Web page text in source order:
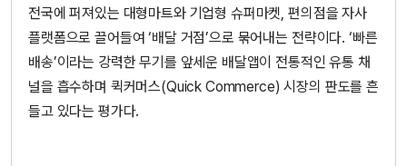
전국에 퍼져있는 대형마트와 기업형 슈퍼마켓, 편의점을 자사
플랫폼으로 끌어들여 ‘배달 거점’으로 묶어내는 전략이다. ‘빠른
배송’이라는 강력한 무기를 앞세운 배달앱이 전통적인 유통 채
널을 흡수하며 퀵커머스(Quick Commerce) 시장의 판도를 흔
들고 있다는 평가다.